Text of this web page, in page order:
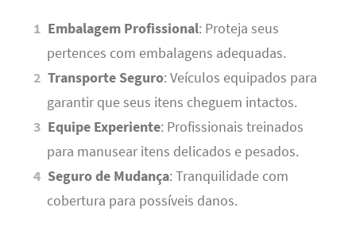
Embalagem Profissional: Proteja seus
pertences com embalagens adequadas.
Transporte Seguro: Veículos equipados para
garantir que seus itens cheguem intactos.
Equipe Experiente: Profissionais treinados
para manusear itens delicados e pesados.
Seguro de Mudança: Tranquilidade com
cobertura para possíveis danos.